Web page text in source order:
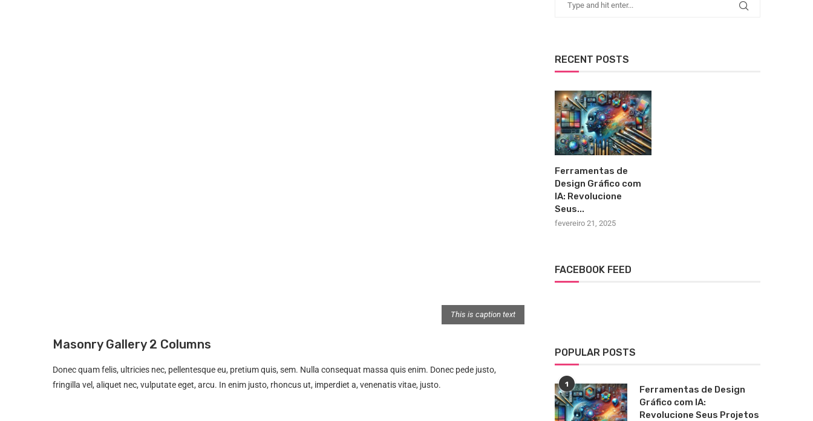
This is caption text
Masonry Gallery 2 Columns
Donec quam felis, ultricies nec, pellentesque eu, pretium quis, sem. Nulla consequat massa quis enim. Donec pede justo,
fringilla vel, aliquet nec, vulputate eget, arcu. In enim justo, rhoncus ut, imperdiet a, venenatis vitae, justo.
RECENT POSTS
Ferramentas de
Design Gráfico com
IA: Revolucione
Seus...
fevereiro 21, 2025
FACEBOOK FEED
POPULAR POSTS
1
Ferramentas de Design
Gráfico com IA:
Revolucione Seus Projetos